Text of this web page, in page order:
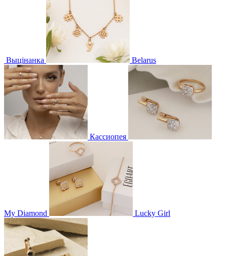
Выцінанка Belarus
Кассиопея
My Diamond Lucky Girl